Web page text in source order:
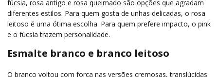
fúcsia, rosa antigo e rosa queimado são opções que agradam
diferentes estilos. Para quem gosta de unhas delicadas, o rosa
leitoso é uma ótima escolha. Para quem prefere impacto, o pink
e o fúcsia trazem personalidade.
Esmalte branco e branco leitoso
O branco voltou com força nas versões cremosas, translúcidas